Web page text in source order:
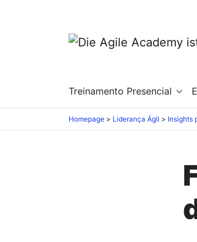
Treinamento Presencial
Homepage Liderança Ágil Insights